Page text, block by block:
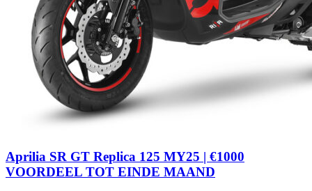
Aprilia SR GT Replica 125 MY25 | €1000
VOORDEEL TOT EINDE MAAND